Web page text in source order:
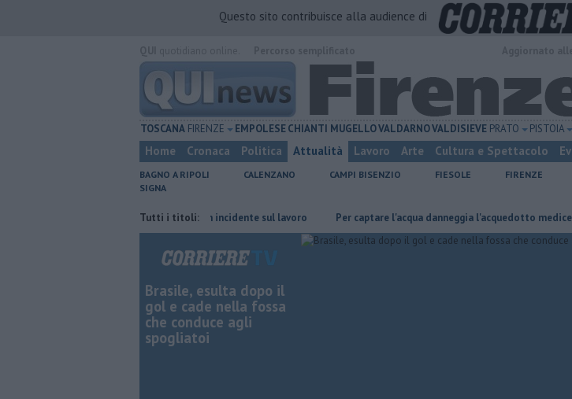
Questo sito contribuisce alla audience di
TOSCANA FIRENZE EMPOLESECHIANTI MUGELLOVALDARNOVALDISIEVE PRATO PISTOIA
Home Cronaca Politica Attualità Lavoro Arte Cultura e Spettacolo
BAGNO A RIPOLI CALENZANO CAMPI BISENZIO FIESOLE FIRENZE
SIGNA
Tutti i titoli:
Muore a 61 anni in un incidente sul lavoro Per captare l'acqua danneggia l'acquedotto mediceo
Brasile, esulta dopo il
gol e cade nella fossa
che conduce agli
spogliatoi